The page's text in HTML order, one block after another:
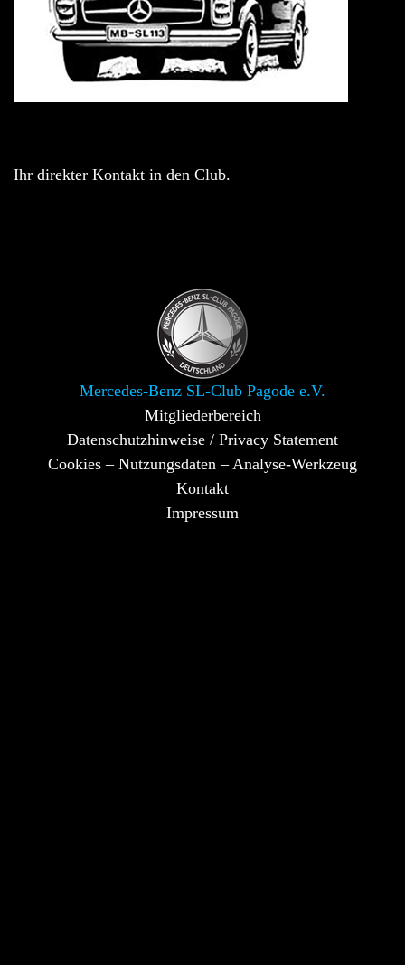
Ihr direkter Kontakt in den Club.
Mercedes-Benz SL-Club Pagode e.V.
Mitgliederbereich
Datenschutzhinweise / Privacy Statement
Cookies – Nutzungsdaten – Analyse-Werkzeug
Kontakt
Impressum